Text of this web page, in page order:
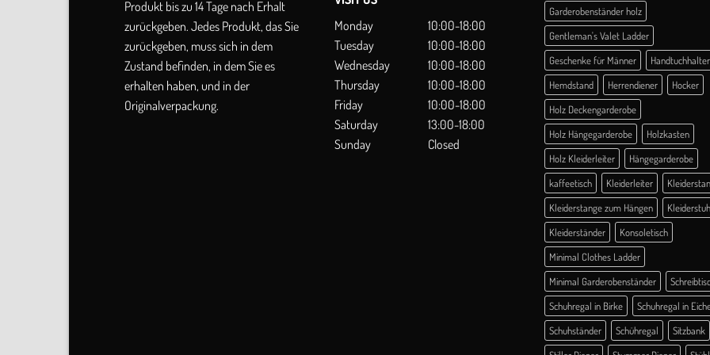
Produkt bis zu 14 Tage nach Erhalt
zurückgeben. Jedes Produkt, das Sie
zurückgeben, muss sich in dem
Zustand befinden, in dem Sie es
erhalten haben, und in der
Originalverpackung.
Monday
10:00-18:00
Tuesday
10:00-18:00
Wednesday
10:00-18:00
Thursday
10:00-18:00
Friday
10:00-18:00
Saturday
13:00-18:00
Sunday
Closed
Garderobenständer holz
Gentleman's Valet Ladder
Geschenke für Männer
Handtuchhalter
Hemdstand
Herrendiener
Hocker
Holz Deckengarderobe
Holz Hängegarderobe
Holzkasten
Holz Kleiderleiter
Hängegarderobe
kaffeetisch
Kleiderleiter
Kleiderstange zum Hängen
Kleiderständer
Konsoletisch
Minimal Clothes Ladder
Minimal Garderobenständer
Schuhregal in Birke
Schuhregal in
Schuhständer
Schühregal
Sitzbank